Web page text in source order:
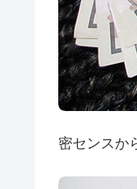
密センスか